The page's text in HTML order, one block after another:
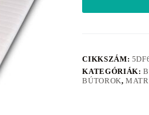
CIKKSZÁM:
KATEGÓRIÁK:
BÚTOROK,